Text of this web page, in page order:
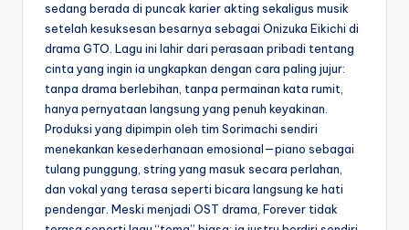
sedang berada di puncak karier akting sekaligus musik
setelah kesuksesan besarnya sebagai Onizuka Eikichi di
drama GTO. Lagu ini lahir dari perasaan pribadi tentang
cinta yang ingin ia ungkapkan dengan cara paling jujur:
tanpa drama berlebihan, tanpa permainan kata rumit,
hanya pernyataan langsung yang penuh keyakinan.
Produksi yang dipimpin oleh tim Sorimachi sendiri
menekankan kesederhanaan emosional—piano sebagai
tulang punggung, string yang masuk secara perlahan,
dan vokal yang terasa seperti bicara langsung ke hati
pendengar. Meski menjadi OST drama, Forever tidak